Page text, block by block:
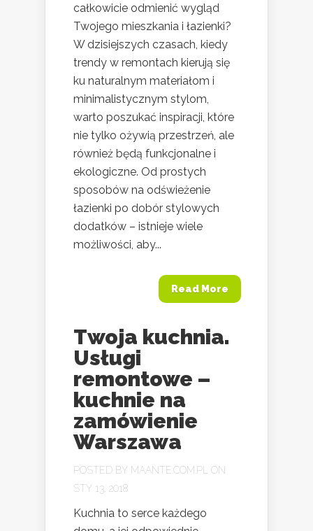
całkowicie odmienić wygląd
Twojego mieszkania i łazienki?
W dzisiejszych czasach, kiedy
trendy w remontach kierują się
ku naturalnym materiałom i
minimalistycznym stylom,
warto poszukać inspiracji, które
nie tylko ożywią przestrzeń, ale
również będą funkcjonalne i
ekologiczne. Od prostych
sposobów na odświeżenie
łazienki po dobór stylowych
dodatków – istnieje wiele
możliwości, aby...
Read More
Twoja kuchnia.
Usługi
remontowe –
kuchnie na
zamówienie
Warszawa
POSTED BY MAANTE.COM.PL
ON
STY 13, 2018
Kuchnia to serce każdego